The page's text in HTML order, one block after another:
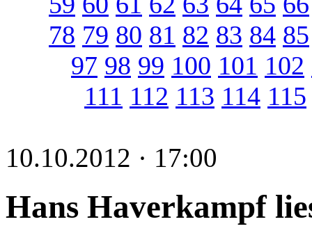
78 79 80 81 82 83 84 85
97 98 99 100 101 102
111 112 113 114 115
10.10.2012 · 17:00
Hans Haverkampf